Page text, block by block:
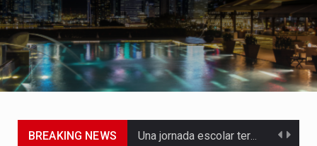
BREAKING NEWS Una jornada escolar terminó en tragedia este viernes 7 de…